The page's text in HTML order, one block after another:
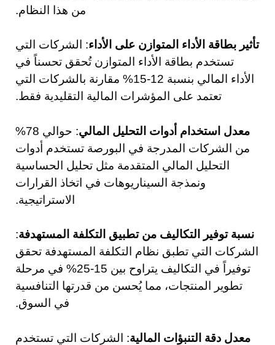
من هذا النظام.
تأثير بطاقة الأداء المتوازن على الأداء: الشركات التي
تستخدم بطاقة الأداء المتوازن تُحقق تحسناً في
الأداء المالي بنسبة 12-15% مقارنة بالشركات التي
تعتمد على المؤشرات المالية التقليدية فقط.
معدل استخدام أدوات التحليل المالي
: حوالي 78%
من الشركات المدرجة في البورصة تستخدم أدوات
التحليل المالي المتقدمة مثل تحليل الحساسية
ونمذجة السيناريوهات في اتخاذ القرارات
الاستراتيجية.
نسبة توفير التكاليف من تطبيق التكلفة المستهدفة:
الشركات التي تطبق نظام التكلفة المستهدفة تحقق
توفيراً في التكاليف يتراوح بين 15-25% في مرحلة
تطوير المنتجات، مما يُحسن من قدرتها التنافسية
في السوق.
معدل دقة التنبؤات المالية: الشركات التي تستخدم